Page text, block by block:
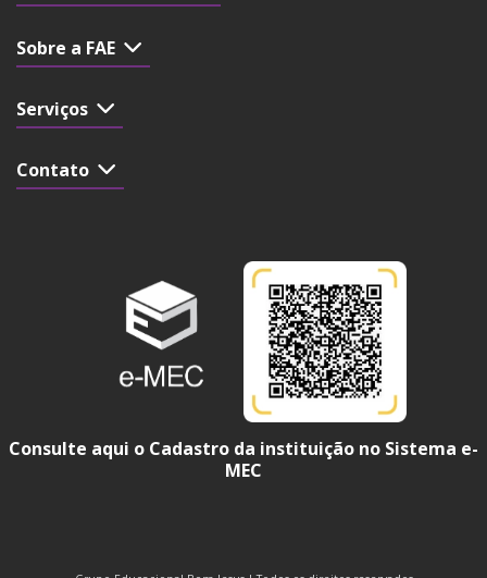
Sobre a FAE
Serviços
Contato
Consulte aqui o Cadastro da instituição no Sistema e-
MEC